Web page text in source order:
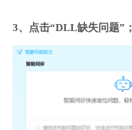
3、点击“DLL缺失问题”；